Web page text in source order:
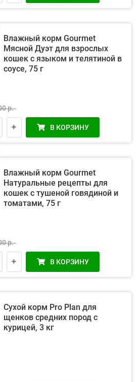
Влажный корм Gourmet
Мясной Дуэт для взрослых
кошек с языком и телятиной в
соусе, 75 г
р.
В КОРЗИНУ
Влажный корм Gourmet
Натуральные рецепты для
кошек с тушеной говядиной и
томатами, 75 г
р.
В КОРЗИНУ
Сухой корм Pro Plan для
щенков средних пород с
курицей, 3 кг